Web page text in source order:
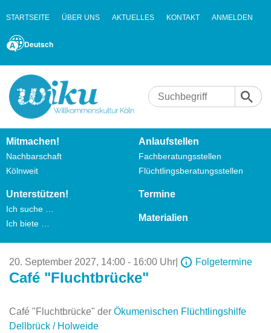
STARTSEITE ÜBER UNS AKTUELLES KONTAKT ANMELDEN
Deutsch
Mitmachen!
Nachbarschaft
Kölnweit
Anlaufstellen
Fachberatungsstellen
Flüchtlingsberatungsstellen
Unterstützen!
Ich suche …
Ich biete …
Termine
Materialien
20. September 2027, 14:00 - 16:00 Uhr Folgetermine
Café "Fluchtbrücke"
Café "Fluchtbrücke" der Ökumenischen Flüchtlingshilfe
Dellbrück / Holweide